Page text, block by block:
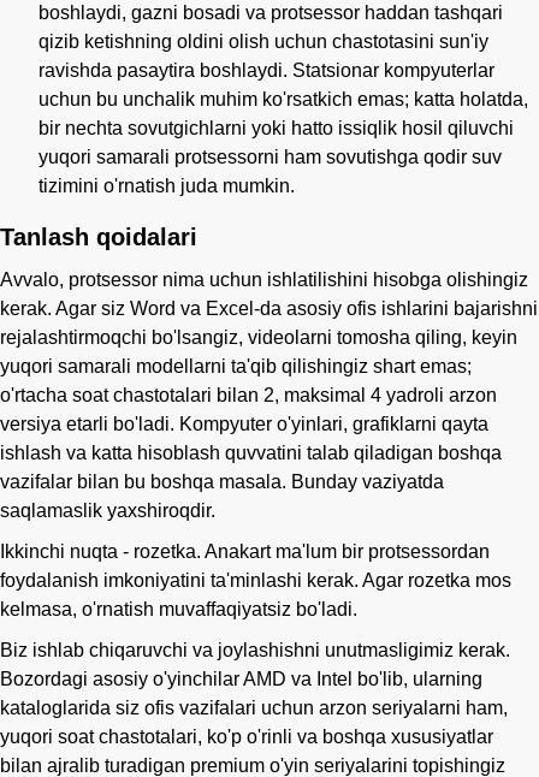
boshlaydi, gazni bosadi va protsessor haddan tashqari
qizib ketishning oldini olish uchun chastotasini sun'iy
ravishda pasaytira boshlaydi. Statsionar kompyuterlar
uchun bu unchalik muhim ko'rsatkich emas; katta holatda,
bir nechta sovutgichlarni yoki hatto issiqlik hosil qiluvchi
yuqori samarali protsessorni ham sovutishga qodir suv
tizimini o'rnatish juda mumkin.
Tanlash qoidalari
Avvalo, protsessor nima uchun ishlatilishini hisobga olishingiz
kerak. Agar siz Word va Excel-da asosiy ofis ishlarini bajarishni
rejalashtirmoqchi bo'lsangiz, videolarni tomosha qiling, keyin
yuqori samarali modellarni ta'qib qilishingiz shart emas;
o'rtacha soat chastotalari bilan 2, maksimal 4 yadroli arzon
versiya etarli bo'ladi. Kompyuter o'yinlari, grafiklarni qayta
ishlash va katta hisoblash quvvatini talab qiladigan boshqa
vazifalar bilan bu boshqa masala. Bunday vaziyatda
saqlamaslik yaxshiroqdir.
Ikkinchi nuqta - rozetka. Anakart ma'lum bir protsessordan
foydalanish imkoniyatini ta'minlashi kerak. Agar rozetka mos
kelmasa, o'rnatish muvaffaqiyatsiz bo'ladi.
Biz ishlab chiqaruvchi va joylashishni unutmasligimiz kerak.
Bozordagi asosiy o'yinchilar AMD va Intel bo'lib, ularning
kataloglarida siz ofis vazifalari uchun arzon seriyalarni ham,
yuqori soat chastotalari, ko'p o'rinli va boshqa xususiyatlar
bilan ajralib turadigan premium o'yin seriyalarini topishingiz